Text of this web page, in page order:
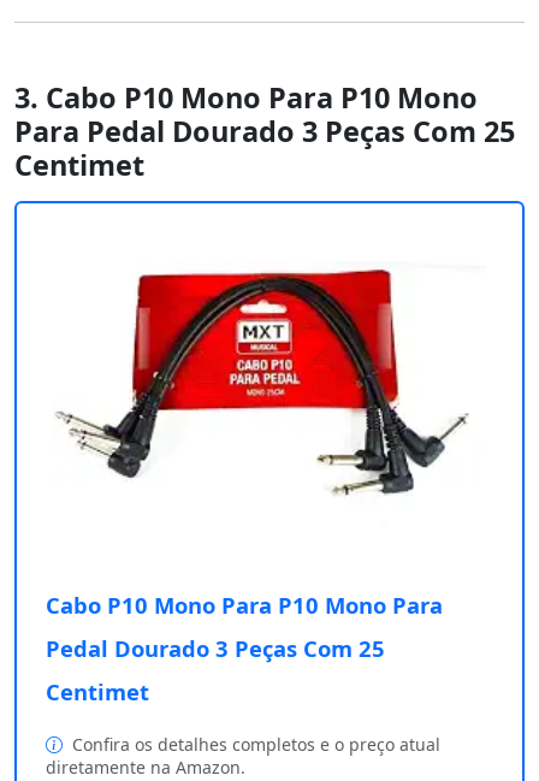
3. Cabo P10 Mono Para P10 Mono
Para Pedal Dourado 3 Peças Com 25
Centimet
Cabo P10 Mono Para P10 Mono Para
Pedal Dourado 3 Peças Com 25
Centimet
Confira os detalhes completos e o preço atual
diretamente na Amazon.